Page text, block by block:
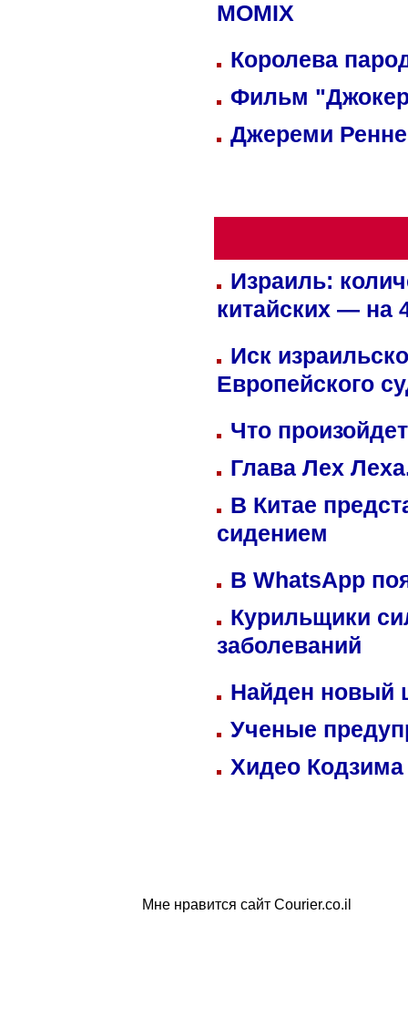
MOMIX
Королева
Фильм
Джереми
Израиль:
китайских — на
Иск
Европейского
Что
Глава Лех
В Китае
сидением
В WhatsApp
Курильщики
заболеваний
Найден
Ученые
Хидео
Мне нравится сайт Courier.co.il